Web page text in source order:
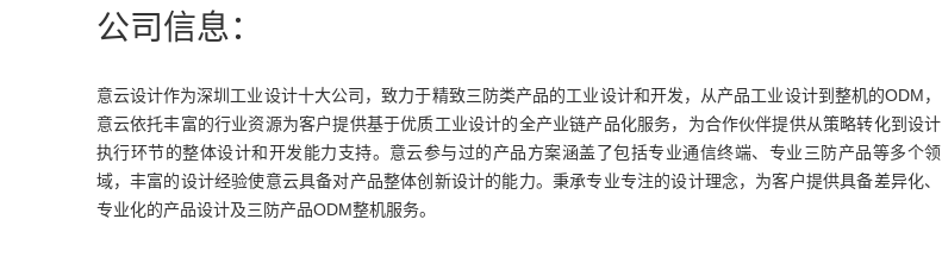
公司信息：
意云设计作为深圳工业设计十大公司，致力于精致三防类产品的工业设计和开发，从产品工业设计到整机的ODM，
意云依托丰富的行业资源为客户提供基于优质工业设计的全产业链产品化服务，为合作伙伴提供从策略转化到设计
执行环节的整体设计和开发能力支持。意云参与过的产品方案涵盖了包括专业通信终端、专业三防产品等多个领
域，丰富的设计经验使意云具备对产品整体创新设计的能力。秉承专业专注的设计理念，为客户提供具备差异化、
专业化的产品设计及三防产品ODM整机服务。